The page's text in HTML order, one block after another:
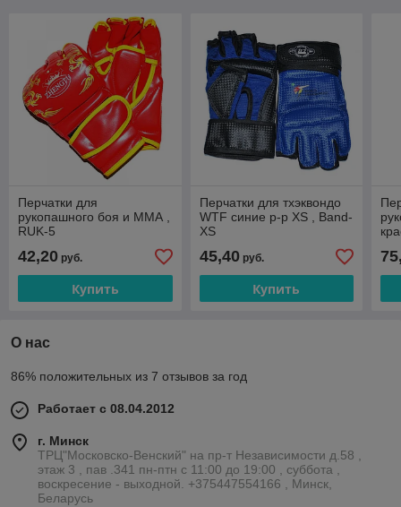
Перчатки для
рукопашного боя и ММА ,
RUK-5
42,20 руб.
Купить
Перчатки для тхэквондо
WTF синие р-р XS , Band-
XS
45,40руб.
Купить
О нас
86% положительных из 7 отзывов за год
Работает с 08.04.2012
г. Минск
ТРЦ"Московско-Венский" на пр-т Независимости д.58 ,
этаж 3 , пав .341 пн-птн с 11:00 до 19:00 , суббота ,
воскресение - выходной. +375447554166 , Минск,
Беларусь